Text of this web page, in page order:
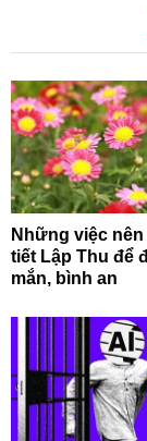
Những việc
tiết Lập Thu để
mắn, bình an